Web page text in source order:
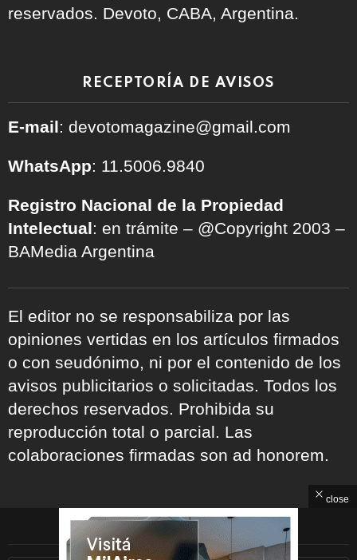
reservados. Devoto, CABA, Argentina.
RECEPTORÍA DE AVISOS
E-mail: devotomagazine@gmail.com
WhatsApp: 11.5006.9840
Registro Nacional de la Propiedad
Intelectual: en trámite – @Copyright 2003 –
BAMedia Argentina
El editor no se responsabiliza por las
opiniones vertidas en los artículos firmados
o con seudónimo, ni por el contenido de los
avisos publicitarios o solicitadas. Todos los
derechos reservados. Prohibida su
reproducción total o parcial. Las
colaboraciones firmadas son ad honorem.
ARCHIVOS
close